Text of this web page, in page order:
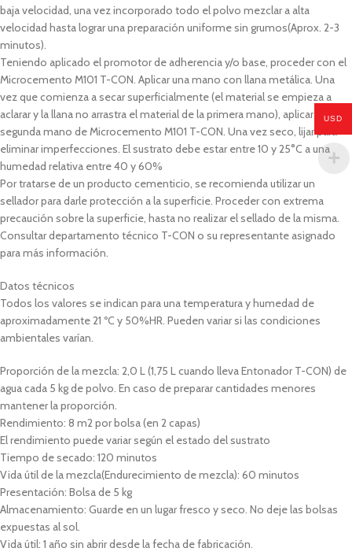
baja velocidad, una vez incorporado todo el polvo mezclar a alta
velocidad hasta lograr una preparación uniforme sin grumos(Aprox. 2-3
minutos).
Teniendo aplicado el promotor de adherencia y/o base, proceder con el
Microcemento M101 T-CON. Aplicar una mano con llana metálica. Una
vez que comienza a secar superficialmente (el material se empieza a
aclarar y la llana no arrastra el material de la primera mano), aplicar la
segunda mano de Microcemento M101 T-CON. Una vez seco, lijar para
eliminar imperfecciones. El sustrato debe estar entre 10 y 25°C a una
humedad relativa entre 40 y 60%
Por tratarse de un producto cementicio, se recomienda utilizar un
sellador para darle protección a la superficie. Proceder con extrema
precaución sobre la superficie, hasta no realizar el sellado de la misma.
Consultar departamento técnico T-CON o su representante asignado
para más información.
Datos técnicos
Todos los valores se indican para una temperatura y humedad de
aproximadamente 21 ºC y 50%HR. Pueden variar si las condiciones
ambientales varían.
Proporción de la mezcla: 2,0 L (1,75 L cuando lleva Entonador T-CON) de
agua cada 5 kg de polvo. En caso de preparar cantidades menores
mantener la proporción.
Rendimiento: 8 m2 por bolsa (en 2 capas)
El rendimiento puede variar según el estado del sustrato
Tiempo de secado: 120 minutos
Vida útil de la mezcla(Endurecimiento de mezcla): 60 minutos
Presentación: Bolsa de 5 kg
Almacenamiento: Guarde en un lugar fresco y seco. No deje las bolsas
expuestas al sol.
Vida útil: 1 año sin abrir desde la fecha de fabricación.
USD